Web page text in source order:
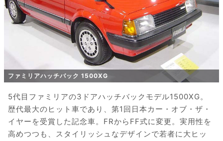
ファミリアハッチバック 1500XG
5代目ファミリアの3ドアハッチバックモデル1500XG。
歴代最大のヒット車であり、第1回日本カー・オブ・ザ・
イヤーを受賞した記念車。FRからFF式に変更。実用性を
高めつつも、スタイリッシュなデザインで若者に大ヒッ